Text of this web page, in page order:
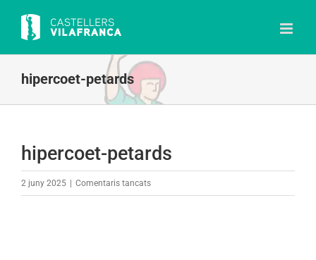
content
hipercoet-petards
hipercoet-petards
2 juny 2025 Comentaris tancatsa